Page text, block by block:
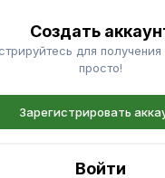
Создать
для получения
просто!
Зарегистрировать
Войти